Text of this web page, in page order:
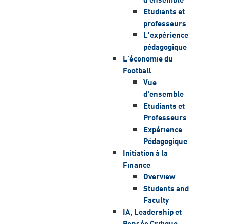
Etudiants et
professeurs
L'expérience
pédagogique
L'économie du
Football
Vue
d'ensemble
Etudiants et
Professeurs
Expérience
Pédagogique
Initiation à la
Finance
Overview
Students and
Faculty
IA, Leadership et